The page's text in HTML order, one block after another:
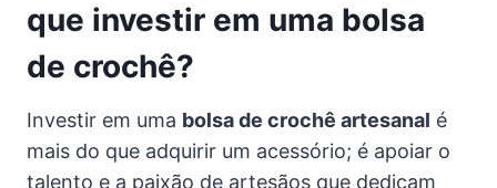
que investir em uma bolsa
de crochê?
Investir em uma bolsa de crochê artesanal é
mais do que adquirir um acessório; é apoiar o
talento e a paixão de artesãos que dedicam